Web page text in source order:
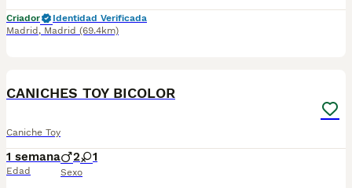
Criador
Identidad Verificada
Madrid , Madrid (69.4km)
CANICHES TOY BICOLOR
Caniche Toy
1 semana
Edad
2 1
Sexo